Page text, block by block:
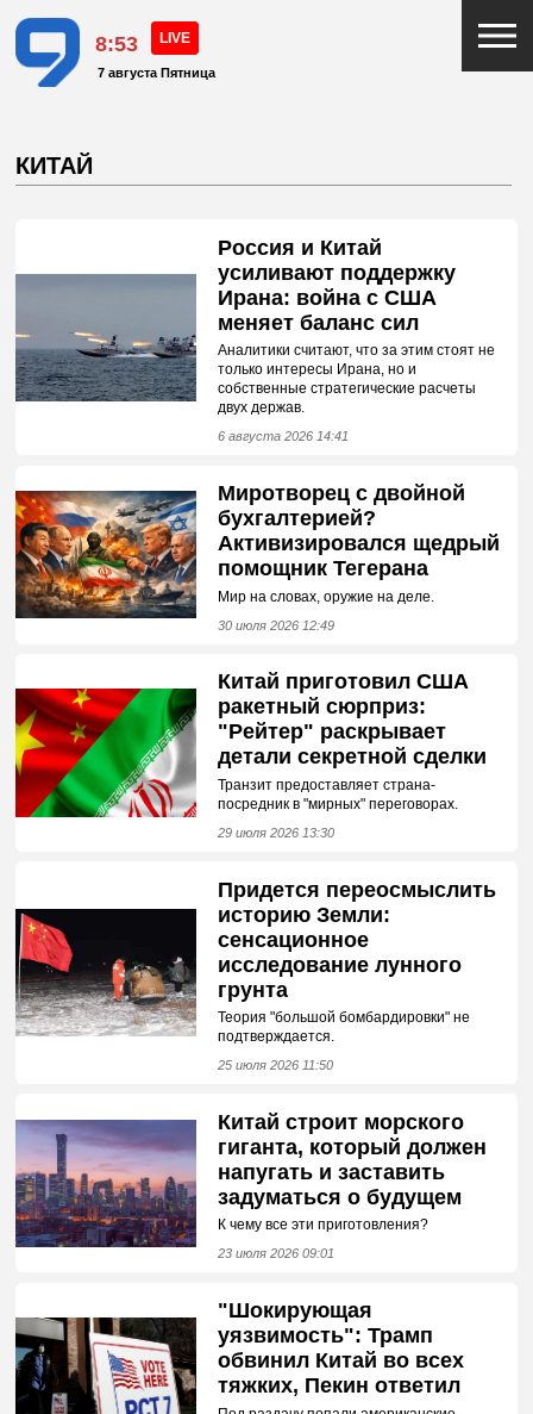
8:53
7 августа Пятница
КИТАЙ
Россия и Китай
усиливают поддержку
Ирана: война с США
меняет баланс сил
Аналитики считают, что за этим стоят не
только интересы Ирана, но и
собственные стратегические расчеты
двух держав.
6 августа 2026 14:41
Миротворец с двойной
бухгалтерией?
Активизировался щедрый
помощник Тегерана
Мир на словах, оружие на деле.
30 июля 2026 12:49
Китай приготовил США
ракетный сюрприз:
"Рейтер" раскрывает
детали секретной сделки
Транзит предоставляет страна-
посредник в "мирных" переговорах.
29 июля 2026 13:30
Придется переосмыслить
историю Земли:
сенсационное
исследование лунного
грунта
Теория "большой бомбардировки" не
подтверждается.
25 июля 2026 11:50
Китай строит морского
гиганта, который должен
напугать и заставить
задуматься о будущем
К чему все эти приготовления?
23 июля 2026 09:01
"Шокирующая
уязвимость": Трамп
обвинил Китай во всех
тяжких, Пекин ответил